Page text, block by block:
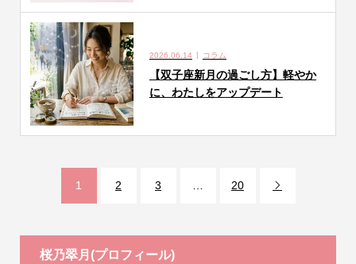
2026.06.14 コラム
【双子座新月の過ごし方】軽やか
に、わたしをアップデート
1 2 3 20 
桜乃翠月(プロフィール)